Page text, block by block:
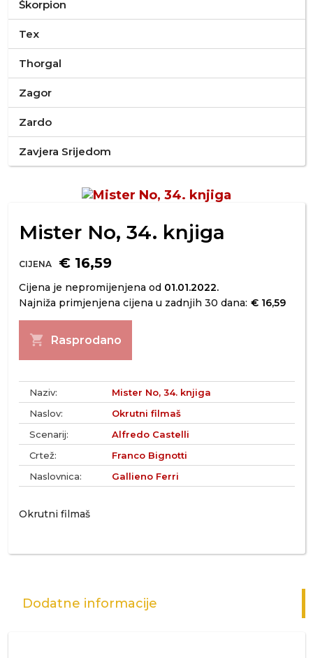
Škorpion
Tex
Thorgal
Zagor
Zardo
Zavjera Srijedom
Mister No, 34. knjiga
CIJENA € 16,59
Cijena je nepromijenjena od 01.01.2022.
Najniža primjenjena cijena u zadnjih 30 dana: € 16,59
shopping_cart Rasprodano
Naziv:
Mister No, 34. knjiga
Naslov:
Okrutni filmaš
Scenarij:
Alfredo Castelli
Crtež:
Franco Bignotti
Naslovnica:
Gallieno Ferri
Okrutni filmaš
Dodatne informacije